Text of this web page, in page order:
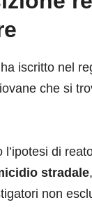
iscritto nel
che si
l’ipotesi di
stradale
non